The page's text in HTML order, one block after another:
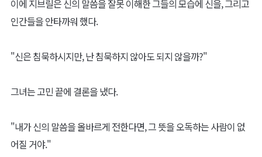
이에 지브릴은 신의 말씀을 잘못 이해한 그들의 모습에 신을, 그리고
인간들을 안타까워 했다.
"신은 침묵하시지만, 난 침묵하지 않아도 되지 않을까?"
그녀는 고민 끝에 결론을 냈다.
"내가 신의 말씀을 올바르게 전한다면, 그 뜻을 오독하는 사람이 없
어질 거야."